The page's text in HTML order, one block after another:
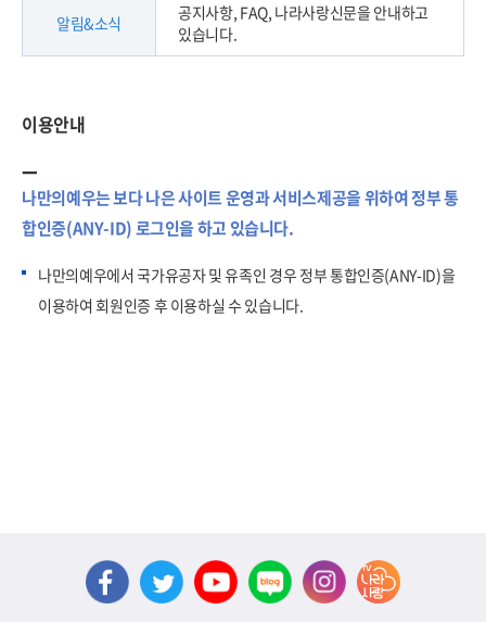
알림&소식
공지사항, FAQ, 나라사랑신문을 안내하고
있습니다.
이용안내
나만의예우는 보다 나은 사이트 운영과 서비스제공을 위하여 정부 통
합인증(ANY-ID) 로그인을 하고 있습니다.
나만의예우에서 국가유공자 및 유족인 경우 정부 통합인증(ANY-ID)을
이용하여 회원인증 후 이용하실 수 있습니다.